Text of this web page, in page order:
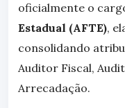
oficialmente o
Estadual (AFTE),
consolidando
Auditor Fiscal,
Arrecadação.